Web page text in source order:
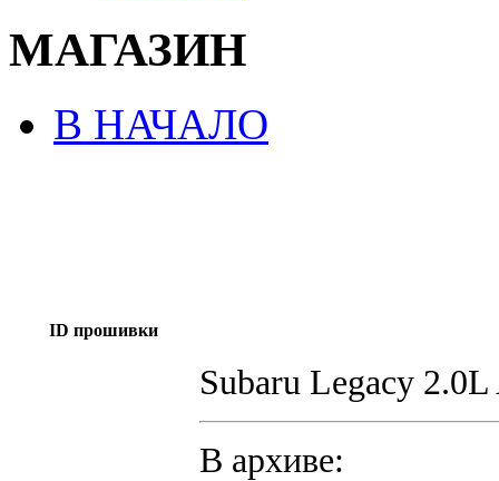
МАГАЗИН
В НАЧАЛО
ID прошивки
Subaru Legacy
В архиве: